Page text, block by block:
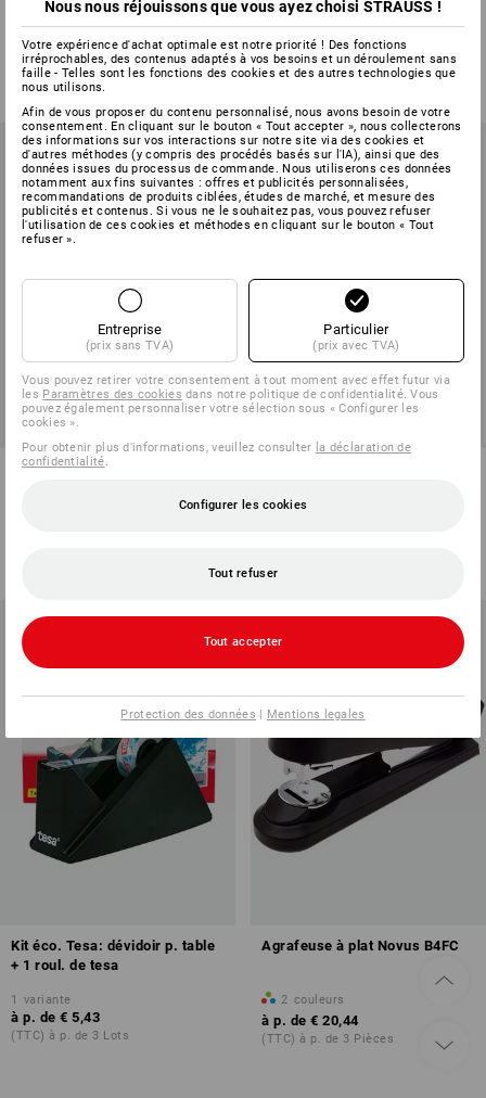
Agrafes Novus
modèles
à p. de € 0,29
(TTC) à p. de 3 Lot
Anneaux en caoutchouc Alco
1 variante
à p. de € 8,82
Film adhésif tesa, mat-invisible
Kit éco. Tesa: dévidoir p. table
+ 1 roul. de tesa
1 variante
à p. de € 5,43
(TTC) à p. de 3 Lots
Agrafeuse à plat Novus B4FC
2 couleurs
à p. de € 20,44
(TTC) à p. de 3 Pièces
Nous nous réjouissons que vous ayez choisi STRAUSS !
Votre expérience d'achat optimale est notre priorité ! Des fonctions
irréprochables, des contenus adaptés à vos besoins et un déroulement sans
faille - Telles sont les fonctions des cookies et des autres technologies que
nous utilisons.
Afin de vous proposer du contenu personnalisé, nous avons besoin de votre
consentement. En cliquant sur le bouton « Tout accepter », nous collecterons
des informations sur vos interactions sur notre site via des cookies et
d'autres méthodes (y compris des procédés basés sur l'IA), ainsi que des
données issues du processus de commande. Nous utiliserons ces données
notamment aux fins suivantes : offres et publicités personnalisées,
recommandations de produits ciblées, études de marché, et mesure des
publicités et contenus. Si vous ne le souhaitez pas, vous pouvez refuser
l'utilisation de ces cookies et méthodes en cliquant sur le bouton « Tout
refuser ».
Entreprise
(prix sans TVA)
Particulier
(prix avec TVA)
Vous pouvez retirer votre consentement à tout moment avec effet futur via
les Paramètres des cookies dans notre politique de confidentialité. Vous
pouvez également personnaliser votre sélection sous « Configurer les
cookies ».
Pour obtenir plus d'informations, veuillez consulter la déclaration de
confidentialité
Configurer les cookies
Tout refuser
Tout accepter
Protection des données | Mentions legales